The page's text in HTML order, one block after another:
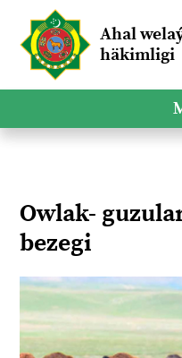
Ahal
häkimligi
Owlak-
bezegi